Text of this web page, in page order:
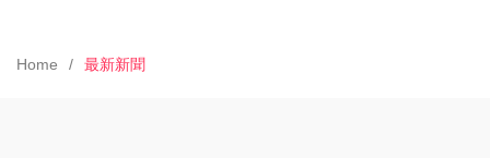
Home 最新新聞